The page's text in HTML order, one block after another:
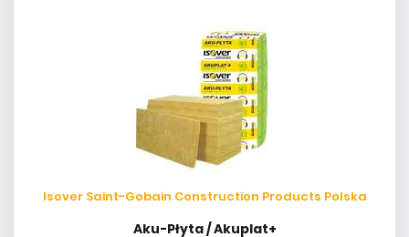
Isover Saint-Gobain Construction Products Polska
Aku-Płyta / Akuplat+